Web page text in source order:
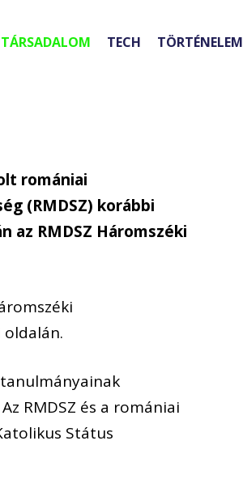
TÁRSADALOM TECH TÖRTÉNELEM
romániai
(RMDSZ) korábbi
az RMDSZ Háromszéki
RMDSZ és a romániai
Státus